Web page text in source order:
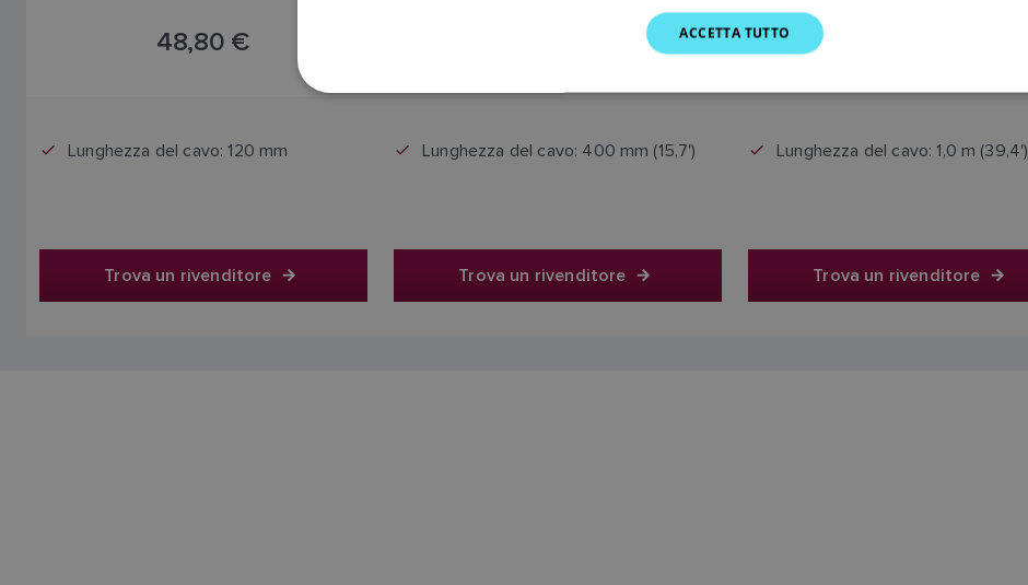
48,80 €
Lunghezza del cavo: 120 mm
Trova un rivenditore
Lunghezza del cavo: 400 mm (15,7')
Trova un rivenditore
Lunghezza del cavo: 1,0 m (39,4')
Trova un rivenditore
ACCETTA TUTTO